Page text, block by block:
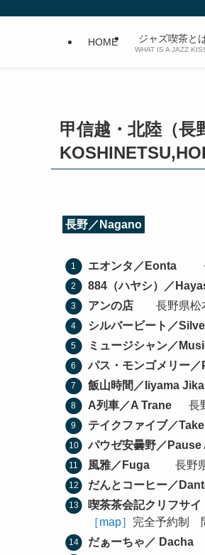
HOME ジャズ喫茶と
WHAT IS A JAZZ
甲信越・北陸（長
長野／Nagano
エオンタ／Eonta
884（ハヤシ）／
アンの店 長野県松
シルバービート／
ミュージシャン／
パス・モンゴメリー
飯山時間／Iiyama
A列車／A Trane
長
テイクファイブ／
パウゼ安曇野／
風雅／Fuga 長野県
だんとコーヒー／
喫茶茶会記クリフサ
［map］ 完全予約制
だぁーちゃ／ Dacha